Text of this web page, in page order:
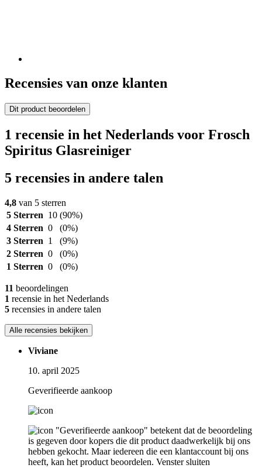
Recensies van onze klanten
Dit product beoordelen
1 recensie in het Nederlands voor Frosch
Spiritus Glasreiniger
5 recensies in andere talen
4,8 van 5 sterren
5 Sterren 10 (90%)
4 Sterren 0
(0%)
3 Sterren 1
(9%)
2 Sterren 0
(0%)
1 Sterren 0 (0%)
11 beoordelingen
1 recensie in het Nederlands
5 recensies in andere talen
Alle recensies bekijken
Viviane
10. april 2025
Geverifieerde aankoop
"Geverifieerde aankoop" betekent dat de beoordeling
is gegeven door kopers die dit product daadwerkelijk bij ons
hebben gekocht. Maar iedereen die een klantaccount bij ons
heeft, kan het product beoordelen. Venster sluiten